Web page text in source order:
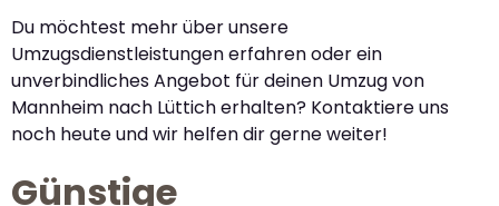
Du möchtest mehr über unsere
Umzugsdienstleistungen erfahren oder ein
unverbindliches Angebot für deinen Umzug von
Mannheim nach Lüttich erhalten? Kontaktiere uns
noch heute und wir helfen dir gerne weiter!
Günstige